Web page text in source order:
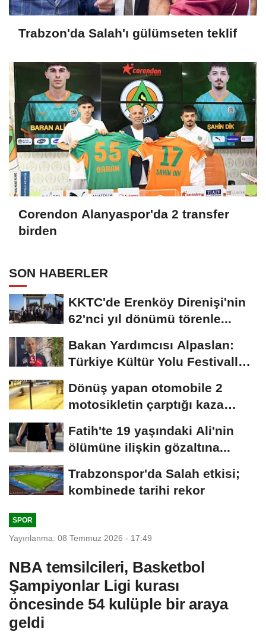
Trabzon'da Salah'ı gülümseten teklif
Corendon Alanyaspor'da 2 transfer
birden
SON HABERLER
KKTC'de Erenköy Direnişi'nin
62'nci yıl dönümü törenle...
Bakan Yardımcısı Alpaslan:
Türkiye Kültür Yolu Festivalleri
Dönüş yapan otomobile 2
motosikletin çarptığı kaza
Fatih'te 19 yaşındaki Ali'nin
ölümüne ilişkin gözaltına...
Trabzonspor'da Salah etkisi;
kombinede tarihi rekor
SPOR
Yayınlanma: 08 Temmuz 2026 - 17:49
NBA temsilcileri, Basketbol
Şampiyonlar Ligi kurası
öncesinde 54 kulüple bir araya
geldi